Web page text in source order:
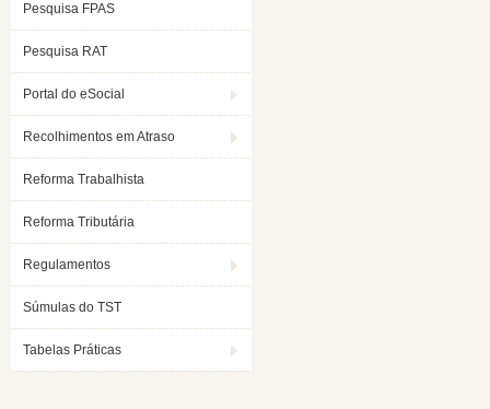
Pesquisa FPAS
Pesquisa RAT
Portal do eSocial
Recolhimentos em Atraso
Reforma Trabalhista
Reforma Tributária
Regulamentos
Súmulas do TST
Tabelas Práticas